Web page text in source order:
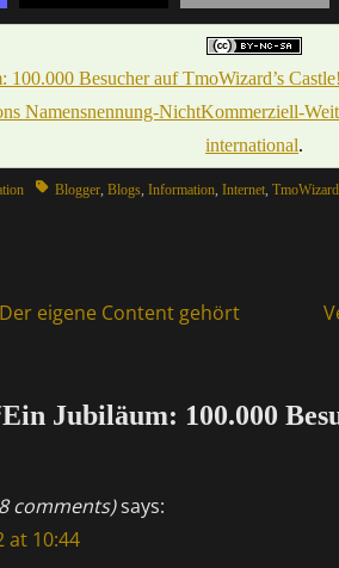
100.000 Besucher auf TmoWizard’s Castle!
Namensnennung-NichtKommerziell-
international.
TagsBlogger, Blogs, Information, Internet, TmoWizard
eigene Content gehört
Jubiläum: 100.000
comments)says:
at 10:44